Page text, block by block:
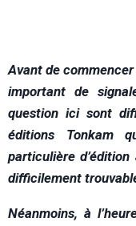
Avant de
important de
question ici sont
éditions Tonkam
particulière
difficilement
Néanmoins, à